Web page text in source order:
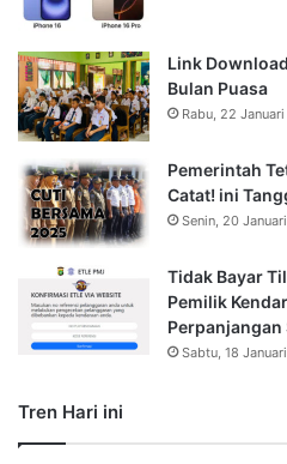
Link
Bulan Puasa
Rabu, 22
Pemerintah
Catat! ini
Senin, 20
Tidak Bayar
Pemilik
Perpanjangan
Sabtu, 18
Tren Hari ini